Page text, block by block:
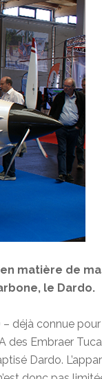
matière de
le Dardo.
– déjà connue
des Embraer
Dardo.